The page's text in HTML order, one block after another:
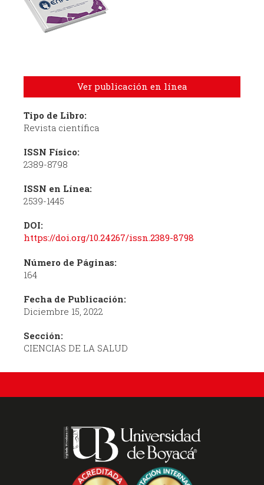
Ver publicación en línea
Tipo de Libro:
Revista científica
ISSN Físico:
2389-8798
ISSN en Línea:
2539-1445
DOI:
https://doi.org/10.24267/issn.2389-8798
Número de Páginas:
164
Fecha de Publicación:
Diciembre 15, 2022
Sección:
CIENCIAS DE LA SALUD